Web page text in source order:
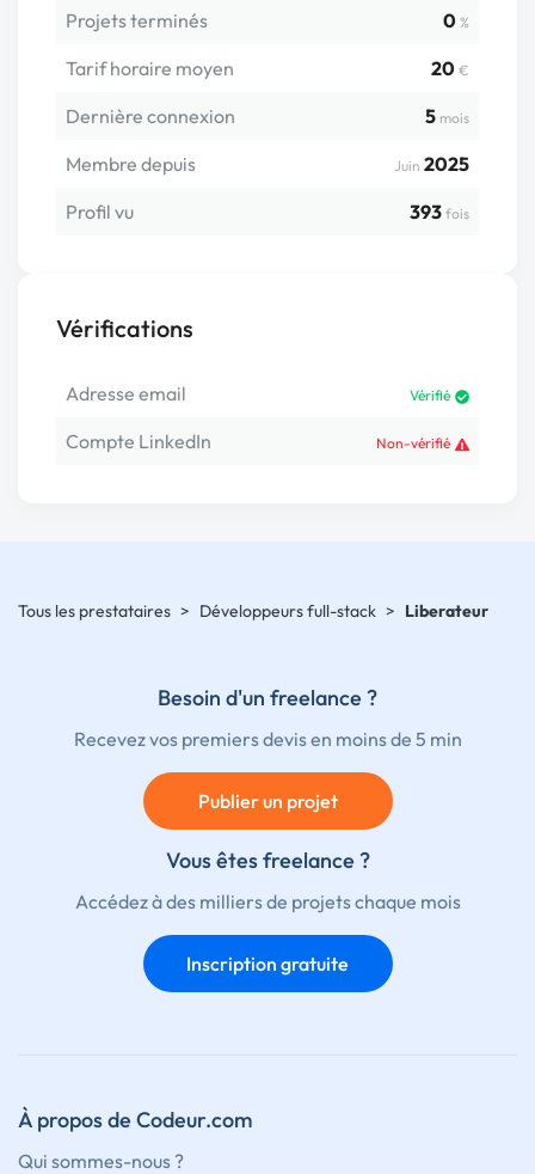
Projets terminés 0 %
Tarif horaire moyen 20 €
Dernière connexion 5 mois
Membre depuis Juin 2025
Profil vu
393 fois
Vérifications
Adresse email Vérifié
Compte LinkedIn Non-vérifié
Tous les prestataires > Développeurs full-stack > Liberateur
Besoin d'un freelance ?
Recevez vos premiers devis en moins de 5 min
Publier un projet
Vous êtes freelance ?
Accédez à des milliers de projets chaque mois
Inscription gratuite
À propos de Codeur.com
Qui sommes-nous ?